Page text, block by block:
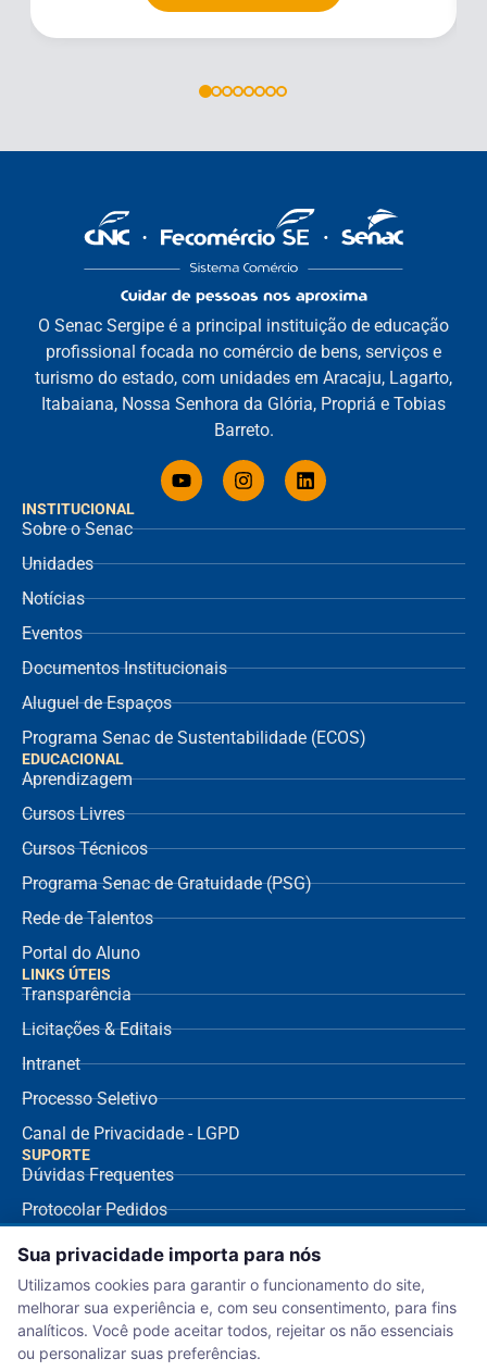
INSTITUCIONAL
Sobre o Senac
Unidades
Notícias
Eventos
Documentos Institucionais
Aluguel de Espaços
Programa Senac de Sustentabilidade (ECOS)
EDUCACIONAL
Aprendizagem
Cursos Livres
Cursos Técnicos
Programa Senac de Gratuidade (PSG)
Rede de Talentos
Portal do Aluno
O Senac Sergipe é a principal instituição de educação
profissional focada no comércio de bens, serviços e
turismo do estado, com unidades em Aracaju, Lagarto,
Itabaiana, Nossa Senhora da Glória, Propriá e Tobias
Barreto.
LINKS ÚTEIS
Transparência
Licitações & Editais
Intranet
Processo Seletivo
Canal de Privacidade - LGPD
SUPORTE
Dúvidas Frequentes
Protocolar Pedidos
Envio de NF Fornecedor
Ouvidoria
Aviso de Privacidade
Termo de Uso
Sua privacidade importa para nós
Utilizamos cookies para garantir o funcionamento do site,
melhorar sua experiência e, com seu consentimento, para fins
analíticos. Você pode aceitar todos, rejeitar os não essenciais
ou personalizar suas preferências.